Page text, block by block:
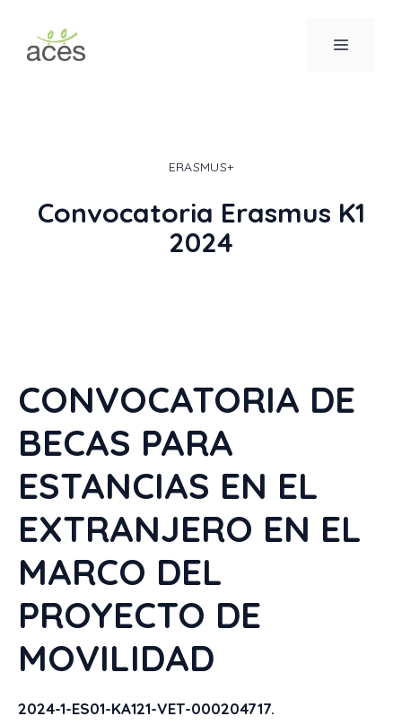
contenido
MENÚ
ERASMUS+
Convocatoria Erasmus K1
2024
CONVOCATORIA DE
BECAS PARA
ESTANCIAS EN EL
EXTRANJERO EN EL
MARCO DEL
PROYECTO DE
MOVILIDAD
2024-1-ES01-KA121-VET-000204717.